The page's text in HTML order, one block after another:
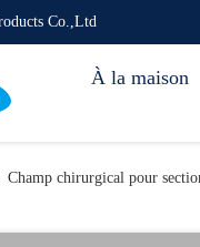
Co.,Ltd
À la maison
Champ chirurgical pour